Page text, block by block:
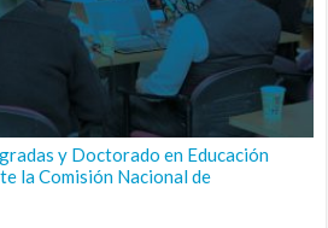
y Doctorado en Educación
la Comisión Nacional de